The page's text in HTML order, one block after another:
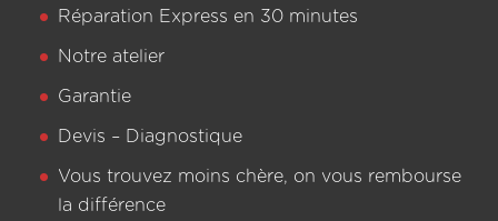
Réparation Express en 30 minutes
Notre atelier
Garantie
Devis – Diagnostique
Vous trouvez moins chère, on vous rembourse
la différence